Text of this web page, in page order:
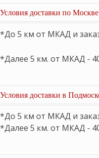
Условия доставки по
*До 5 км от МКАД и
*Далее 5 км. от МКАД -
Условия доставки в
*До 5 км от МКАД и
*Далее 5 км. от МКАД -